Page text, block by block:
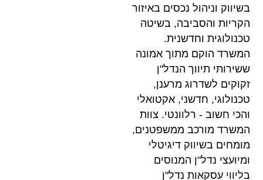
בשיווק וניהול נכסים באיזור
הקריות והסביבה, בשיטה
טכנולוגית וחדשנית.
המשרד הוקם מתוך אמונה
ששירותי תיווך הנדל"ן
זקוקים לשדרוג מרענן,
טכנולוגי, חדשני, אקטואלי
והכי חשוב - רלוונטי. צוות
המשרד מורכב ממשפטנים,
מומחים בשיווק דיגיטלי
ומיועצי נדל"ן המנוסים
בליווי עסקאות נדל"ן